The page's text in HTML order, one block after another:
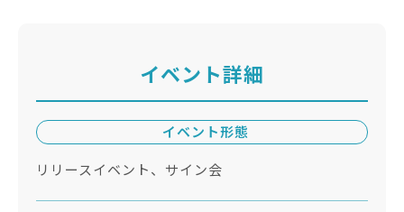
イベント詳細
イベント形態
リリースイベント、サイン会